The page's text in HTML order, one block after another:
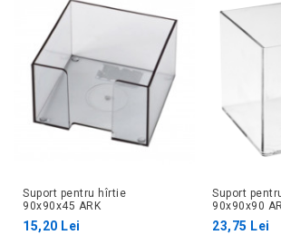
Suport pentru hîrtie
90x90x45 ARK
15,20 Lei
Suport
90x90x90
23,75 Lei